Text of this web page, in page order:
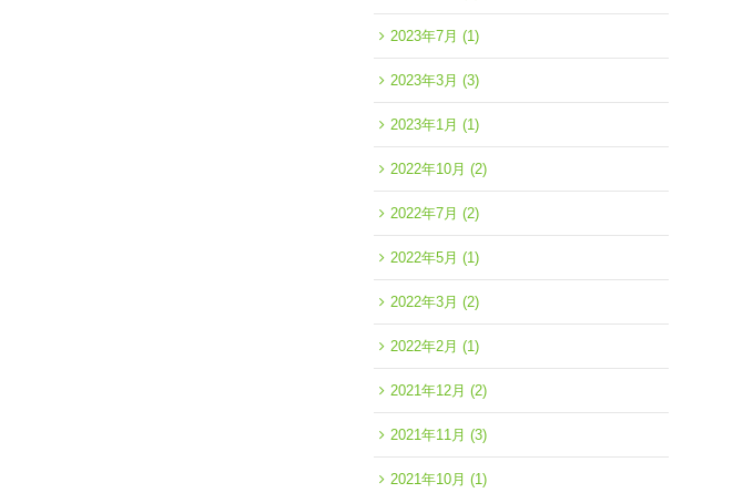
2023年7月 (1)
2023年3月 (3)
2023年1月 (1)
2022年10月 (2)
2022年7月 (2)
2022年5月 (1)
2022年3月 (2)
2022年2月 (1)
2021年12月 (2)
2021年11月 (3)
2021年10月 (1)